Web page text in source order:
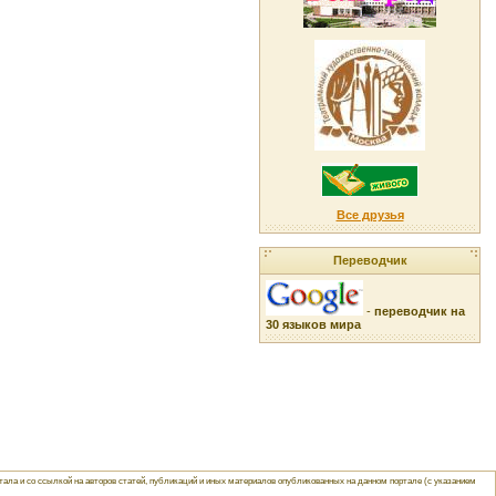
Все друзья
Переводчик
- переводчик на
30 языков мира
и со ссылкой на авторов статей, публикаций и иных материалов опубликованных на данном портале (с указанием